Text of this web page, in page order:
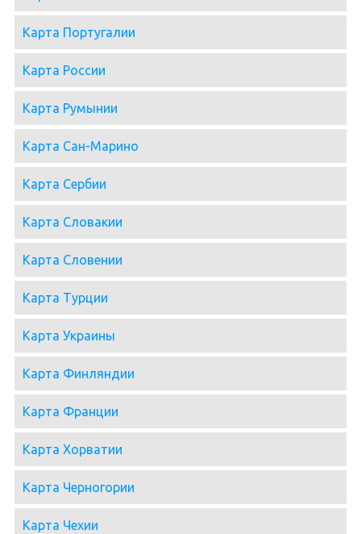
Карта Португалии
Карта России
Карта Румынии
Карта Сан-Марино
Карта Сербии
Карта Словакии
Карта Словении
Карта Турции
Карта Украины
Карта Финляндии
Карта Франции
Карта Хорватии
Карта Черногории
Карта Чехии